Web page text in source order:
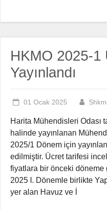
HKMO 2025-1
Yayınlandı
01 Ocak 2025
Harita Mühendisleri Odası
halinde yayınlanan
2025/1 Dönem için
edilmiştir. Ücret tarifesi
fiyatlara bir önceki döneme
2025 I. Dönemle birlikte
yer alan Havuz ve İ